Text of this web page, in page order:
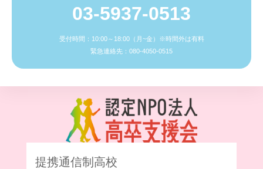
03-5937-0513
受付時間：10:00～18:00（月~金）※時間外は有料
緊急連絡先：080-4050-0515
提携通信制高校